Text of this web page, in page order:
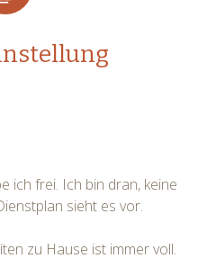
ich frei. Ich bin dran, keine
sieht es vor.
zu Hause ist immer voll.